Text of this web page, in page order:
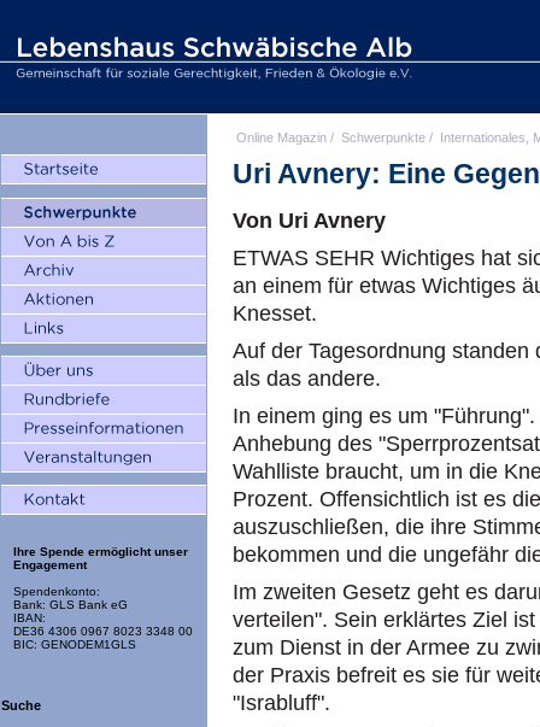
Ihre Spende ermöglicht unser
Engagement
Spendenkonto:
Bank: GLS Bank eG
IBAN:
DE36 4306 0967 8023 3348 00
BIC: GENODEM1GLS
Suche
Online Magazin / Schwerpunkte / Internationales,
Uri Avnery: Eine
Von Uri Avnery
ETWAS SEHR Wichtiges hat
an einem für etwas Wichtiges
Knesset.
Auf der Tagesordnung
als das andere.
In einem ging es um
Anhebung des
Wahlliste braucht, um in die
Prozent. Offensichtlich ist es
auszuschließen, die ihre
bekommen und die ungefähr
Im zweiten Gesetz geht es
verteilen". Sein erklärtes Ziel
zum Dienst in der Armee zu
der Praxis befreit es sie für
"Israbluff".